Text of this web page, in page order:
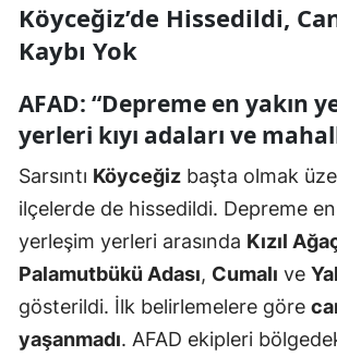
Köyceğiz’de Hissedildi,
Kaybı Yok
AFAD: “Depreme en yakın
yerleri kıyı adaları ve
Sarsıntı Köyceğiz başta olmak
ilçelerde de hissedildi. Depreme en
yerleşim yerleri arasında Kızıl
Palamutbükü Adası, Cumalı ve
gösterildi. İlk belirlemelere göre
yaşanmadı. AFAD ekipleri